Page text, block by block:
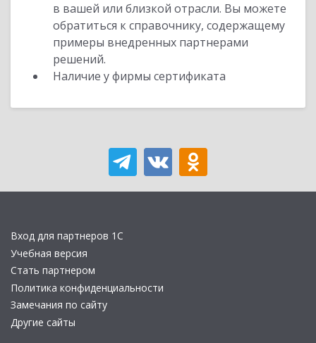
в вашей или близкой отрасли. Вы можете
обратиться к справочнику, содержащему
примеры внедренных партнерами
решений.
Наличие у фирмы сертификата
Вход для партнеров 1С
Учебная версия
Стать партнером
Политика конфиденциальности
Замечания по сайту
Другие сайты